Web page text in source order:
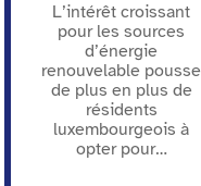
L’intérêt croissant
pour les sources
d’énergie
renouvelable pousse
de plus en plus de
résidents
luxembourgeois à
opter pour…